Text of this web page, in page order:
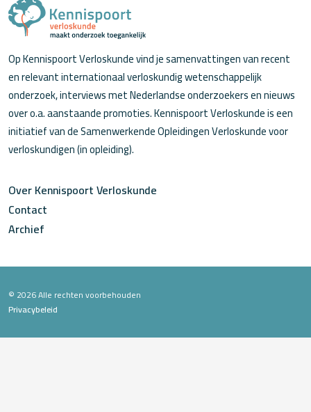
Op Kennispoort Verloskunde vind je samenvattingen van recent
en relevant internationaal verloskundig wetenschappelijk
onderzoek, interviews met Nederlandse onderzoekers en nieuws
over o.a. aanstaande promoties. Kennispoort Verloskunde is een
initiatief van de Samenwerkende Opleidingen Verloskunde voor
verloskundigen (in opleiding).
Over Kennispoort Verloskunde
Contact
Archief
© 2026 Alle rechten voorbehouden
Privacybeleid